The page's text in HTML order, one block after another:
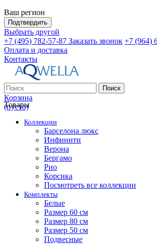
Ваш регион
Подтвердить
Выбрать другой
+7 (495) 782-57-87 Заказать звонок +7 (964)
Оплата и доставка
Контакты
Поиск
Корзина
(пусто)
Товары
Коллекции
Барселона люкс
Инфинити
Верона
Бергамо
Рио
Корсика
Посмотреть все коллекции
Комплекты
Белые
Размер 60 см
Размер 80 см
Размер 50 см
Подвесные